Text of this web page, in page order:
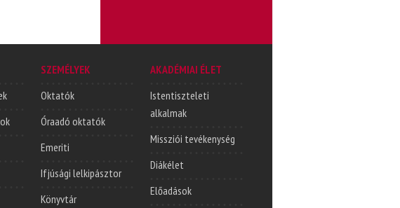
SZEMÉLYEK
Oktatók
Óraadó oktatók
Emeriti
Ifjúsági lelkipásztor
Könyvtár
AKADÉMIAI ÉLET
Istentiszteleti
alkalmak
Missziói tevékenység
Diákélet
Előadások